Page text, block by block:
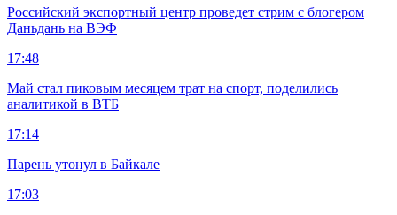
Российский экспортный центр проведет стрим с блогером
Даньдань на ВЭФ
17:48
Май стал пиковым месяцем трат на спорт, поделились
аналитикой в ВТБ
17:14
Парень утонул в Байкале
17:03